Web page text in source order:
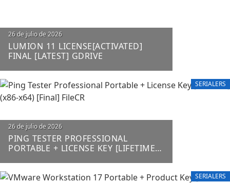
Posted
on
26 de julio de 2026
LUMION 11 LICENSE[ACTIVATED]
FINAL [LATEST] GDRIVE
SERIALERS
Posted
on
26 de julio de 2026
PING TESTER PROFESSIONAL
PORTABLE + LICENSE KEY [LIFETIME]
SERIALERS